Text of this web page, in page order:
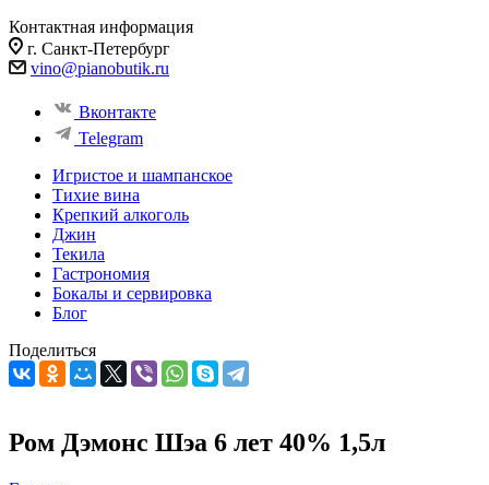
Контактная информация
г. Санкт-Петербург
vino@pianobutik.ru
Вконтакте
Telegram
Игристое и шампанское
Тихие вина
Крепкий алкоголь
Джин
Текила
Гастрономия
Бокалы и сервировка
Блог
Поделиться
Ром Дэмонс Шэа 6 лет 40% 1,5л